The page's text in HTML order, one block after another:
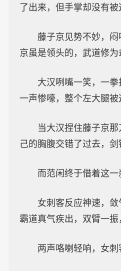
了出来，但手掌却没有
藤子京见势不妙，
京虽是领头的，武道修
大汉咧嘴一笑，一
一声惨嚎，整个左大腿被
当大汉捏住藤子京
己的胸腹交错了过去，
而范闲终于借着这
女刺客反应神速，
霸道真气疾出，双臂一
两声咯喇轻响，女刺